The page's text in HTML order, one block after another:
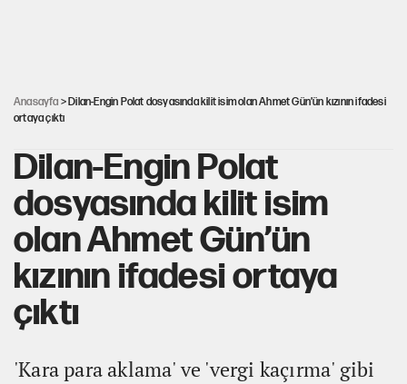
Anasayfa > Dilan-Engin Polat dosyasında kilit isim olan Ahmet Gün’ün kızının ifadesi
ortaya çıktı
Dilan-Engin Polat
dosyasında kilit isim
olan Ahmet Gün’ün
kızının ifadesi ortaya
çıktı
'Kara para aklama' ve 'vergi kaçırma' gibi